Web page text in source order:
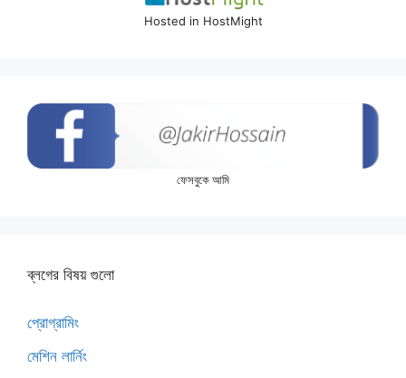
Hosted in HostMight
ফেসবুকে আমি
ব্লগের বিষয় গুলো
প্রোগ্রামিং
মেশিন লার্নিং